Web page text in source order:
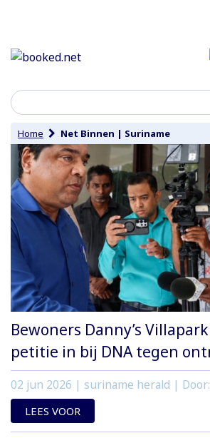
Home Net Binnen | Suriname
Bewoners Danny’s
petitie in bij DNA tegen
02 jun 2026 | suriname herald | Door:
LEES VOOR